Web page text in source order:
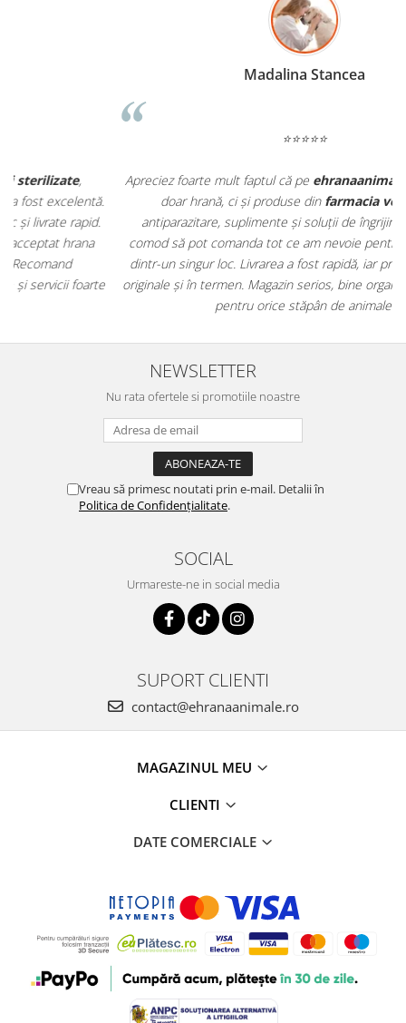
Madalina Stancea
Apreciez foarte mult faptul că pe ehranaanimale.rogăsesc nu
doar hrană, ci și produse dinfarmacia veterinară:
antiparazitare, suplimente și soluții de îngrijire. Este foarte
comod să pot comanda tot ce am nevoie pentru animalul meu
dintr-un singur loc. Livrarea a fost rapidă, iar produsele au fost
originale și în termen. Magazin serios, bine organizat și foarte util
pentru orice stăpân de animale.
NEWSLETTER
Nu rata ofertele si promotiile noastre
Vreau să primesc noutati prin e-mail. Detalii în
Politica de Confidențialitate.
SOCIAL
Urmareste-ne in social media
SUPORT CLIENTI
contact@ehranaanimale.ro
MAGAZINUL MEU
CLIENTI
DATE COMERCIALE